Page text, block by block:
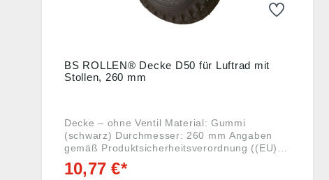
BS ROLLEN® Decke D50 für Luftrad mit
Stollen, 260 mm
Decke – ohne Ventil Material: Gummi
(schwarz) Durchmesser: 260 mm Angaben
gemäß Produktsicherheitsverordnung ((EU)
2023/998): BS Rollen GmbH, Rotzkotten 14,
42897 Remscheid, DE, info@bs-rollen.de
10,77 €*